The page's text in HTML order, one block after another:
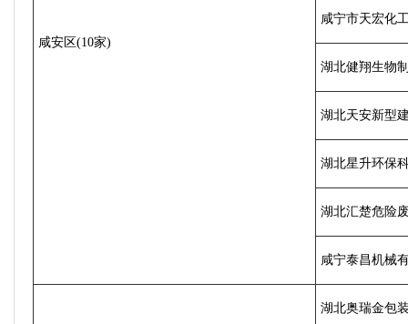
咸安区(10家)
咸宁市天宏化
湖北健翔生物
湖北天安新型
湖北星升环保
湖北汇楚危险
咸宁泰昌机械
湖北奥瑞金包